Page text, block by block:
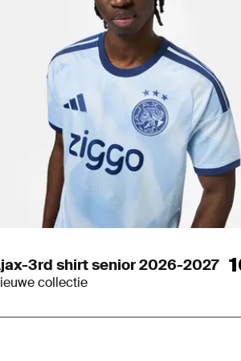
3rd shirt senior 2026-2027
collectie